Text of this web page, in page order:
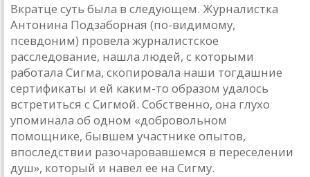
Вкратце суть была в следующем. Журналистка
Антонина Подзаборная (по-видимому,
псевдоним) провела журналистское
расследование, нашла людей, с которыми
работала Сигма, скопировала наши тогдашние
сертификаты и ей каким-то образом удалось
встретиться с Сигмой. Собственно, она глухо
упоминала об одном «добровольном
помощнике, бывшем участнике опытов,
впоследствии разочаровавшемся в переселении
душ», который и навел ее на Сигму.